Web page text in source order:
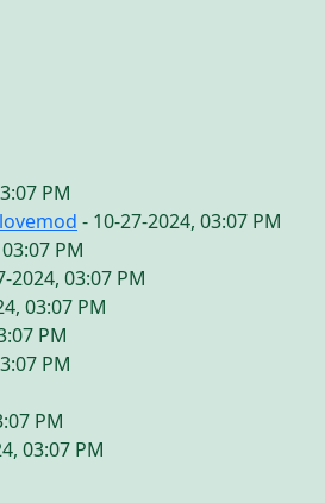
PM
- 10-27-2024, 03:07 PM
PM
2024, 03:07 PM
03:07 PM
PM
PM
PM
03:07 PM